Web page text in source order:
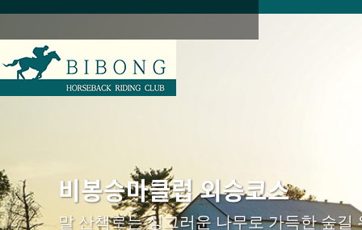
비봉승마클럽 외승코스
말 산책로는 싱그러운 나무로 가득한 숲